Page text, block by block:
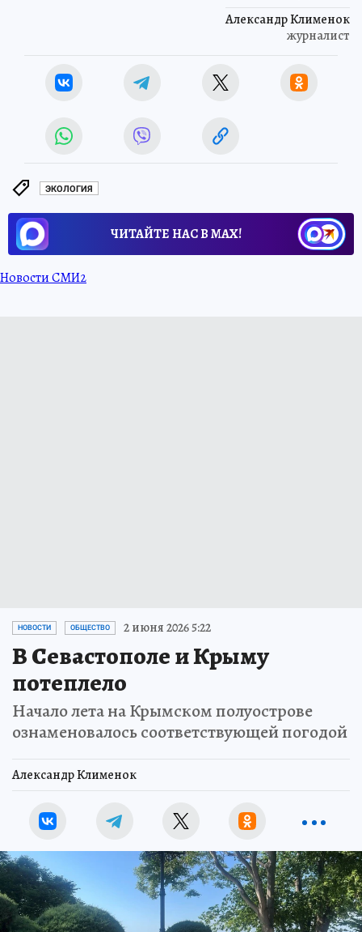
Александр Клименок
журналист
ЭКОЛОГИЯ
ЧИТАЙТЕ НАС В МАХ!
Новости СМИ2
НОВОСТИ ОБЩЕСТВО 2 июня 2026 5:22
В Севастополе и Крыму
потеплело
Начало лета на Крымском полуострове
ознаменовалось соответствующей погодой
Александр Клименок